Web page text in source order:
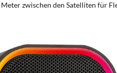
zwischen den Satelliten für